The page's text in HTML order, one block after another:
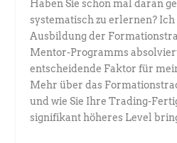
Haben Sie schon mal daran
systematisch zu erlernen?
Ausbildung der
Mentor-Programms
entscheidende Faktor für
Mehr über das
und wie Sie Ihre Trading-
signifikant höheres Level